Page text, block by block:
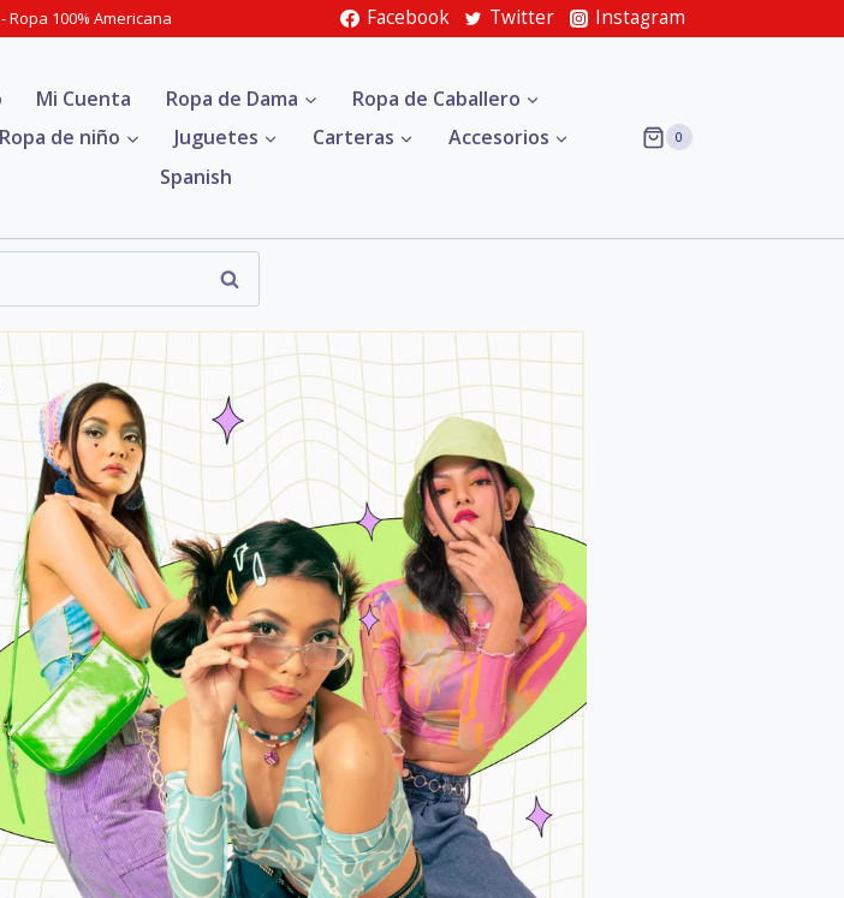
Ropa 100% Americana Facebook Twitter Instagram
Mi Cuenta Ropa de Dama
Ropa de Caballero
Ropa de niño Juguetes Carteras
Accesorios
Spanish
0